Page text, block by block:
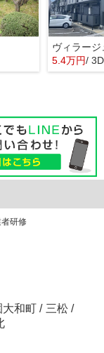
ヴィラー
5.4万円/
研修
大和町 / 三松 /